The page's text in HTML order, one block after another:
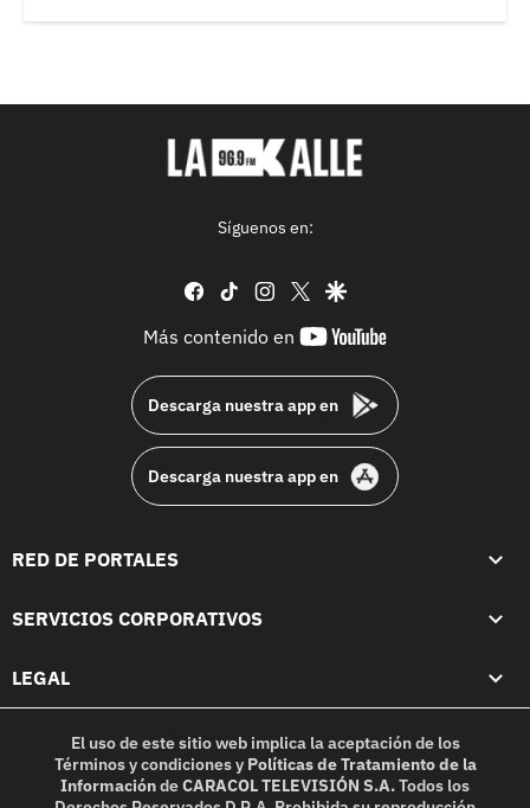
Síguenos en:
facebook
tiktok instagram
twittergoogle
Más contenido en
youtube-
Descarga nuestra app en
Descarga nuestra app en
RED DE PORTALES
SERVICIOS CORPORATIVOS
LEGAL
El uso de este sitio web implica la aceptación de los
Términos y condicionesy Políticas de Tratamiento de la
InformacióndeCARACOL TELEVISIÓN S.A.Todos los